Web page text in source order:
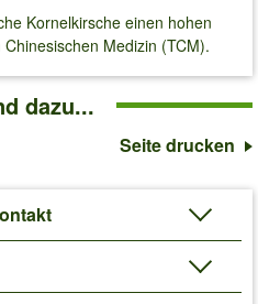
Kornelkirsche einen hohen
Medizin (TCM).
dazu...
Seite drucken